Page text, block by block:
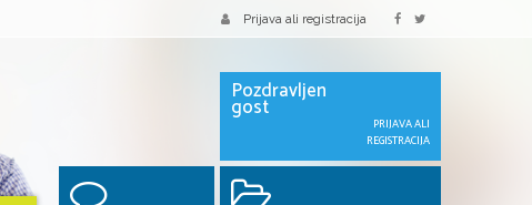
Prijava ali registracija
Pozdravljen
gost
PRIJAVA ALI
REGISTRACIJA